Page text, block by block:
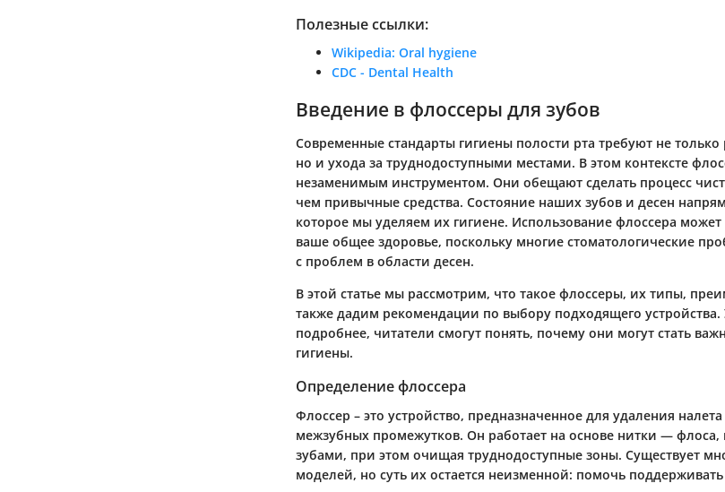
Полезные ссылки:
Wikipedia: Oral hygiene
CDC - Dental Health
Введение в флоссеры для зубов
Современные стандарты гигиены полости рта требуют не только
но и ухода за труднодоступными местами. В этом контексте
незаменимым инструментом. Они обещают сделать процесс
чем привычные средства. Состояние наших зубов и десен
которое мы уделяем их гигиене. Использование флоссера
ваше общее здоровье, поскольку многие стоматологические
с проблем в области десен.
В этой статье мы рассмотрим, что такое флоссеры, их типы,
также дадим рекомендации по выбору подходящего устройства.
подробнее, читатели смогут понять, почему они могут стать
гигиены.
Определение флоссера
Флоссер – это устройство, предназначенное для удаления
межзубных промежутков. Он работает на основе нитки —
зубами, при этом очищая труднодоступные зоны. Существует
моделей, но суть их остается неизменной: помочь поддерживать